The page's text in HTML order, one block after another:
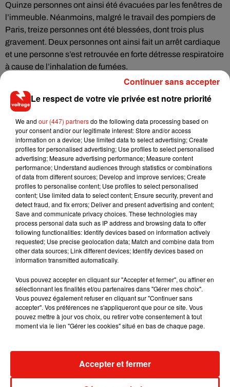
Quinze personnes ont ainsi été évacuées par les fenêtres de
l’immeuble. Néanmoins, malgré le travail des pompiers de
Paris, treize personnes ont été blessées, dont trois plus
gravement. Deux personnes ont ainsi fait un arrêt cardiaque
et une personne s’est retrouvée en forte détresse respiratoire
à cause de l’inhalation de fumées.
En tout cas aux environs de 8h, les pompiers avaient
totalement maîtrisé l’incendie.
Musique
Fred again.. et Latin Mafia dévoilent enfin
leur mixtape créée en...
Swedish House Mafia et Lykke Li
dévoilent « Happiness Is So Sad »
David Guetta et Carl Cox signent un B2B
historique à Ibiza
Le respect de votre vie privée est notre priorité
We and our (447) partnersdo the following data processing based on
your consent and/or our legitimate interest: Store and/or access
information on a device; Use limited data to select advertising; Create
profiles for personalised advertising; Use profiles to select personalised
advertising; Measure advertising performance; Measure content
performance; Understand audiences through statistics or combinations
of data from different sources; Develop and improve services; Create
profiles to personalise content; Use profiles to select personalised
content; Use limited data to select content; Ensure security, prevent and
detect fraud, and fix errors; Deliver and present advertising and content;
Save and communicate privacy choices. These technologies may
process personal data such as IP address and browsing data to offer
following functionalities: Identify devices based on information actively
requested; Use precise geolocation data; Match and combine data from
other data sources; Link different devices; Identify devices based on
information transmitted automatically.
Vous pouvez accepter en cliquant sur "Accepter et fermer", ou affiner en
sélectionnant les finalités et/ou partenaires dans "Gérer mes choix".
Vous pouvez également refuser en cliquant sur "Continuer sans
accepter". Vos préférences ne s'appliqueront que pour ce site. Vous
pouvez mettre à jour vos choix, ou retirer votre consentement à tout
moment via le lien "Gérer les cookies" situé en bas de chaque page.
Accepter et fermer
Continuer sans accepter